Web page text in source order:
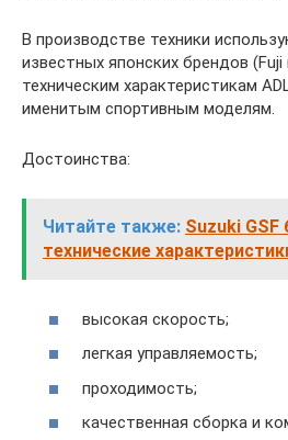
В производстве техники
известных японских брендов
техническим характеристикам
именитым спортивным моделям.
Достоинства:
Читайте также: Suzuki GSF
технические
высокая скорость;
легкая управляемость;
проходимость;
качественная сборка и